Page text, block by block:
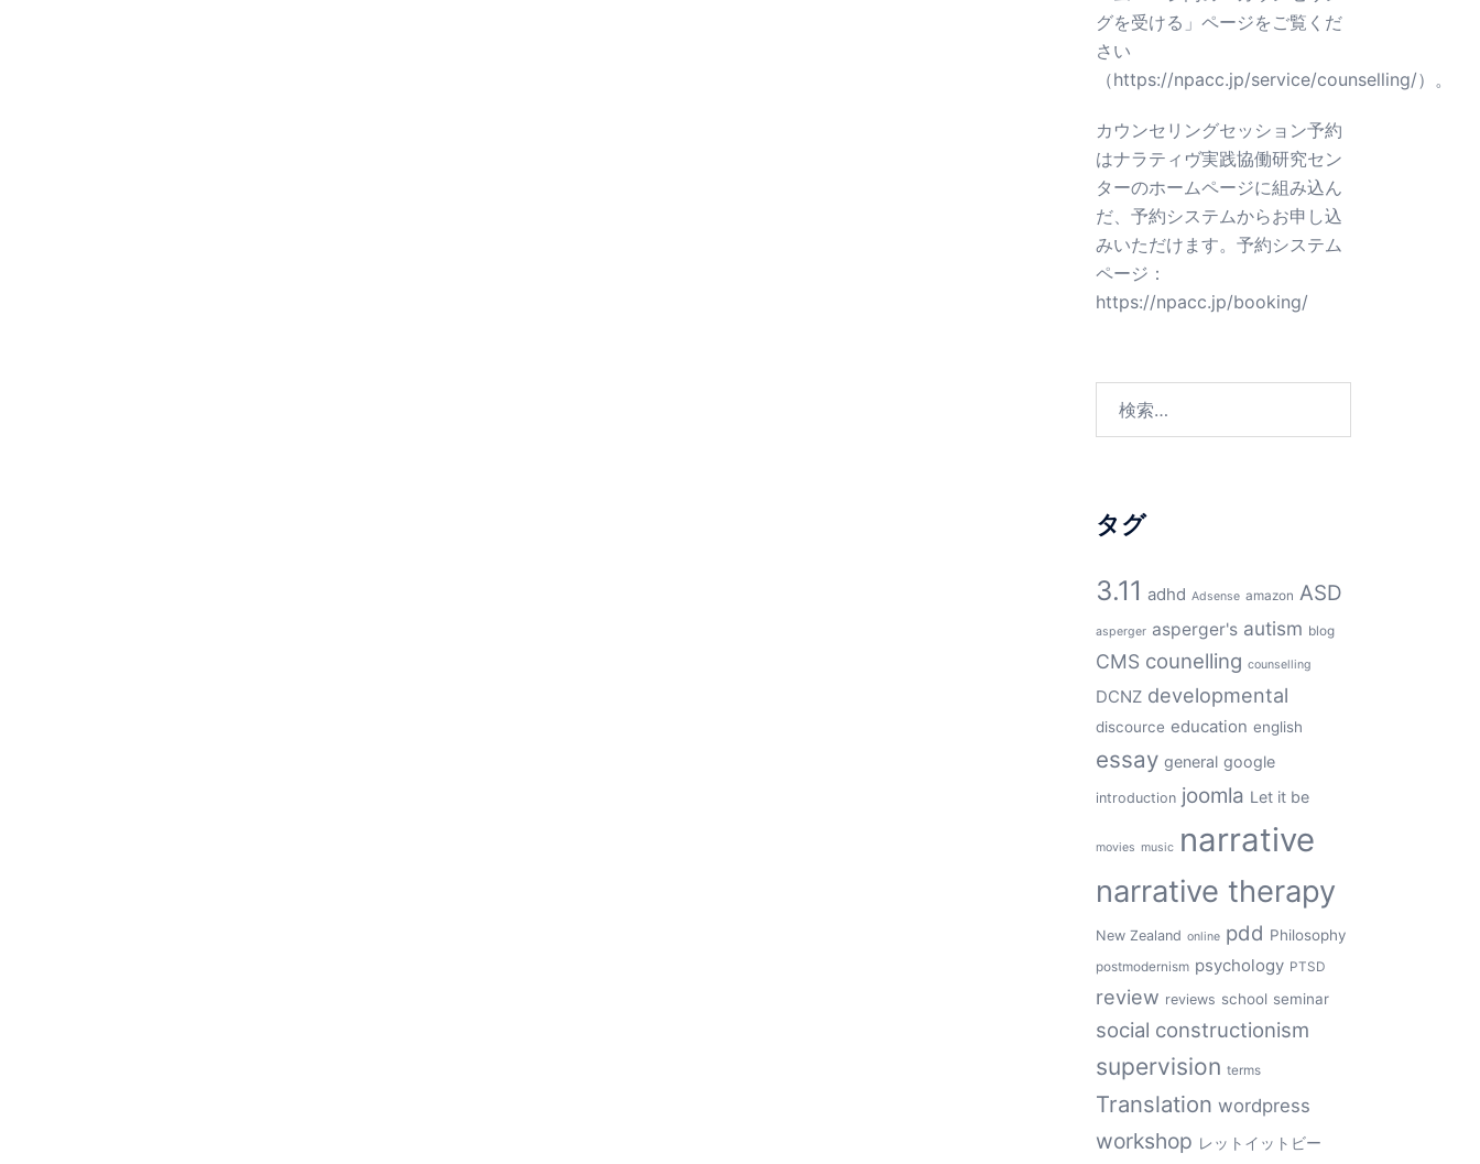
グを受ける」ページをご覧くだ
さい
（https://npacc.jp/service/counselling/）。
カウンセリングセッション予約
はナラティヴ実践協働研究セン
ターのホームページに組み込ん
だ、予約システムからお申し込
みいただけます。予約システム
ページ：
https://npacc.jp/booking/
タグ
3.11 adhd Adsense amazon ASD
asperger asperger's autism blog
CMS counelling counselling
DCNZ developmental
discource education english
essay general google
introduction joomla Let it be
movies music narrative
narrative therapy
New Zealand online pdd Philosophy
postmodernism psychology PTSD
review reviews school seminar
social constructionism
supervision terms
Translation wordpress
workshop レットイットビー